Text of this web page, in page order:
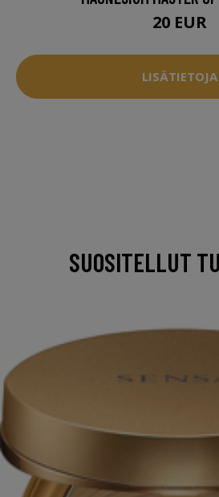
20 EUR
LISÄTIETOJA
SUOSITELLUT